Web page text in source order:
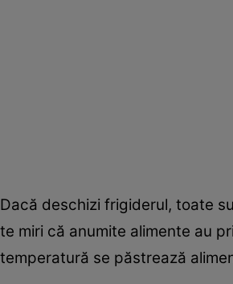
Dacă deschizi frigiderul, toate
te miri că anumite alimente au
temperatură se păstrează